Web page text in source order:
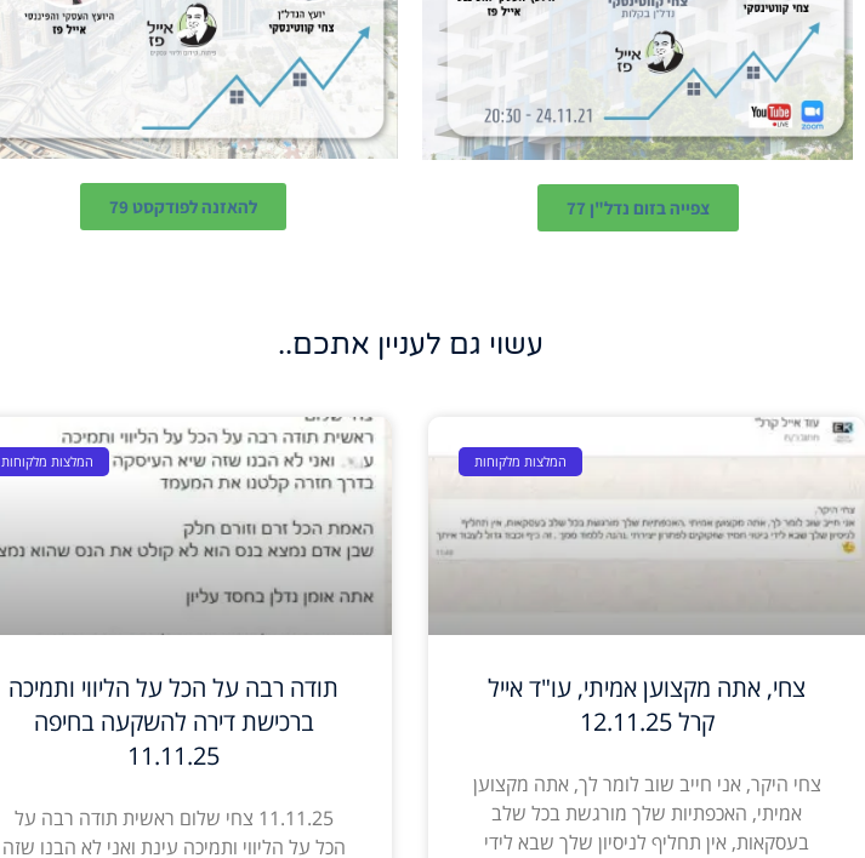
צפייה בזום נדל"ן 77 להאזנה לפודקסט 79
עשוי גם לעניין אתכם..
המלצות מלקוחות
צחי, אתה מקצוען אמיתי, עו"ד אייל
קרל 12.11.25
צחי היקר, אני חייב שוב לומר לך, אתה מקצוען
אמיתי, האכפתיות שלך מורגשת בכל שלב
בעסקאות, אין תחליף לניסיון שלך שבא לידי
המלצות מלקוחות
תודה רבה על הכל על הליווי ותמיכה
ברכישת דירה להשקעה בחיפה
11.11.25
11.11.25 צחי שלום ראשית תודה רבה על
הכל על הליווי ותמיכה עינת ואני לא הבנו שזה